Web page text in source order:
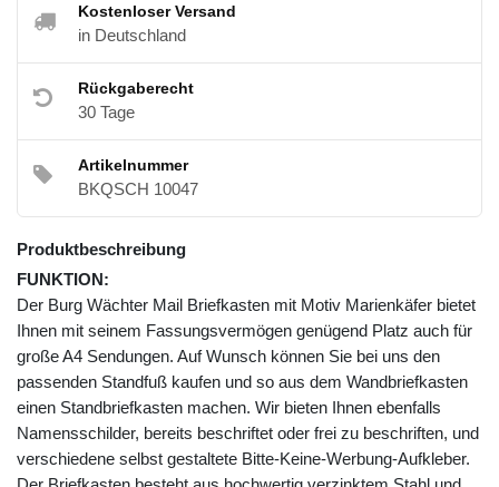
Kostenloser Versand
in Deutschland
Rückgaberecht
30 Tage
Artikelnummer
BKQSCH 10047
Produktbeschreibung
FUNKTION:
Der Burg Wächter Mail Briefkasten mit Motiv Marienkäfer bietet
Ihnen mit seinem Fassungsvermögen genügend Platz auch für
große A4 Sendungen. Auf Wunsch können Sie bei uns den
passenden Standfuß kaufen und so aus dem Wandbriefkasten
einen Standbriefkasten machen. Wir bieten Ihnen ebenfalls
Namensschilder, bereits beschriftet oder frei zu beschriften, und
verschiedene selbst gestaltete Bitte-Keine-Werbung-Aufkleber.